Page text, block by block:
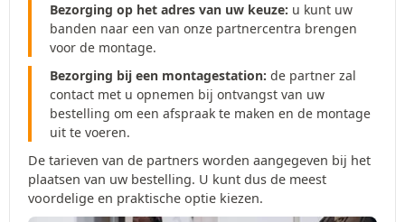
Bezorging op het adres van uw keuze: u kunt uw
banden naar een van onze partnercentra brengen
voor de montage.
Bezorging bij een montagestation: de partner zal
contact met u opnemen bij ontvangst van uw
bestelling om een afspraak te maken en de montage
uit te voeren.
De tarieven van de partners worden aangegeven bij het
plaatsen van uw bestelling. U kunt dus de meest
voordelige en praktische optie kiezen.